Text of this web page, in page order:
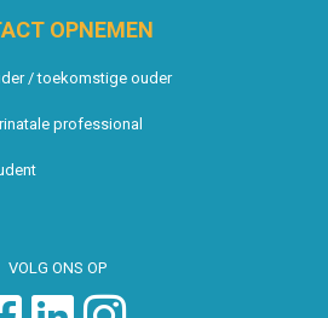
OPNEMEN
/ toekomstige ouder
professional
VOLG ONS OP